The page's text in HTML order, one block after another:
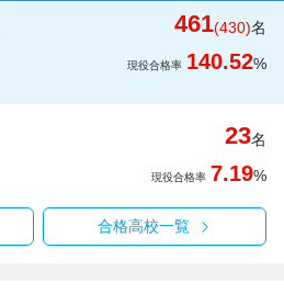
461(430)名
現役合格率 140.52%
23名
現役合格率 7.19%
合格高校一覧